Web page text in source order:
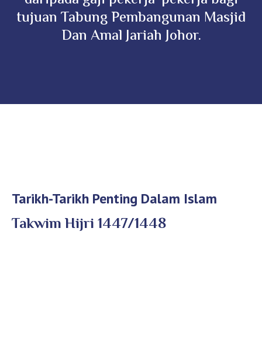
tujuan Tabung Pembangunan Masjid
Dan Amal Jariah Johor.
Tarikh-Tarikh Penting Dalam Islam
Takwim Hijri 1447/1448